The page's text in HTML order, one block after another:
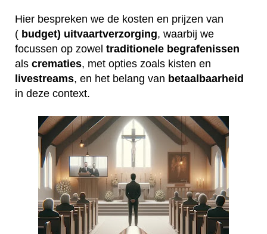
Hier bespreken we de kosten en prijzen van
( budget) uitvaartverzorging, waarbij we
focussen op zowel traditionele begrafenissen
als crematies, met opties zoals kisten en
livestreams, en het belang van betaalbaarheid
in deze context.